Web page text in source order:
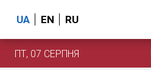
UA EN RU
ПТ, 07 СЕРПНЯ